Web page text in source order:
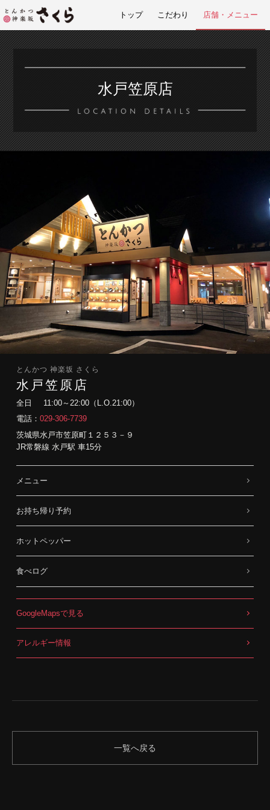
トップ こだわり 店舗・メニュー
水戸笠原店
とんかつ 神楽坂 さくら
水戸笠原店
全日
11:00～22:00（L.O.21:00）
電話： 029-306-7739
茨城県水戸市笠原町１２５３－９
JR常磐線 水戸駅 車15分
メニュー
お持ち帰り予約
ホットペッパー
食べログ
GoogleMapsで見る
アレルギー情報
一覧へ戻る